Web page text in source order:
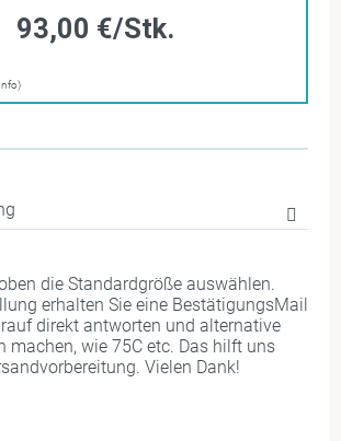
93,00 €/Stk.
die Standardgröße auswählen.
erhalten Sie eine BestätigungsMail
direkt antworten und alternative
machen, wie 75C etc. Das hilft uns
Vielen Dank!